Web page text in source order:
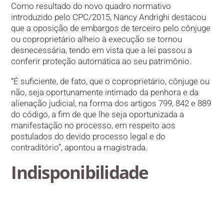
Como resultado do novo quadro normativo
introduzido pelo CPC/2015, Nancy Andrighi destacou
que a oposição de embargos de terceiro pelo cônjuge
ou coproprietário alheio à execução se tornou
desnecessária, tendo em vista que a lei passou a
conferir proteção automática ao seu patrimônio.
“É suficiente, de fato, que o coproprietário, cônjuge ou
não, seja oportunamente intimado da penhora e da
alienação judicial, na forma dos artigos 799, 842 e 889
do código, a fim de que lhe seja oportunizada a
manifestação no processo, em respeito aos
postulados do devido processo legal e do
contraditório”, apontou a magistrada.
Indisponibilidade